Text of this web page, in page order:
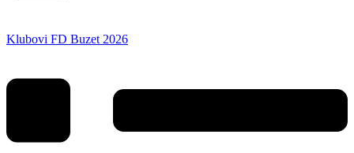
Klubovi FD Buzet 2026